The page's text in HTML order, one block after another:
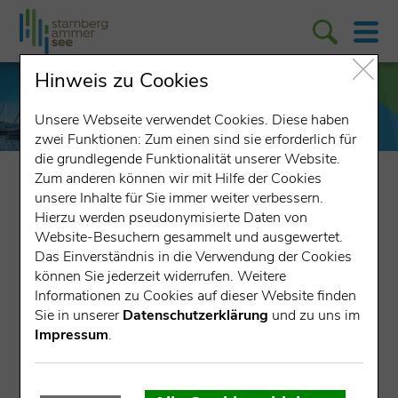
entdecken & erleben Aktiv Landkreis Starnberg: barrierefrei
Landkreis Starnberg: barrierefrei
Barrierefreie Orte und Angebote im Landkreis Starnberg
eintragen und finden – das ermöglicht die Onlinekarte
„Landkreis Starnberg: barrierefrei“. NutzerInnen können
so im Vorfeld beispielsweise herausfinden, welche
Gaststätten und Restaurants barrierefrei sind und wo es
öffentliche, rollstuhlgerechte Toiletten oder Angebote in
Hinweis zu Cookies
Unsere Webseite verwendet Cookies. Diese haben
zwei Funktionen: Zum einen sind sie erforderlich für
die grundlegende Funktionalität unserer Website.
Zum anderen können wir mit Hilfe der Cookies
unsere Inhalte für Sie immer weiter verbessern.
Hierzu werden pseudonymisierte Daten von
Website-Besuchern gesammelt und ausgewertet.
Das Einverständnis in die Verwendung der Cookies
können Sie jederzeit widerrufen. Weitere
Informationen zu Cookies auf dieser Website finden
Sie in unsererDatenschutzerklärung und zu uns im
Impressum.